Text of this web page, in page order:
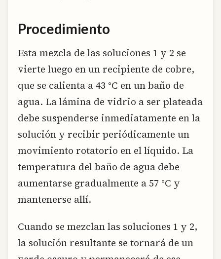
Procedimiento
Esta mezcla de las soluciones 1 y 2 se
vierte luego en un recipiente de cobre,
que se calienta a 43 °C en un baño de
agua. La lámina de vidrio a ser plateada
debe suspenderse inmediatamente en la
solución y recibir periódicamente un
movimiento rotatorio en el líquido. La
temperatura del baño de agua debe
aumentarse gradualmente a 57 °C y
mantenerse allí.
Cuando se mezclan las soluciones 1 y 2,
la solución resultante se tornará de un